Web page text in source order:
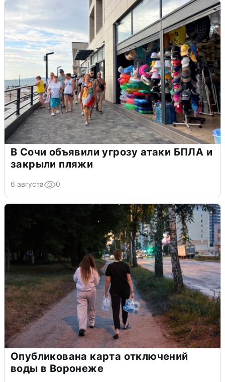
В Сочи объявили угрозу атаки БПЛА и
закрыли пляжи
6 августа 0
Опубликована карта отключений
воды в Воронеже